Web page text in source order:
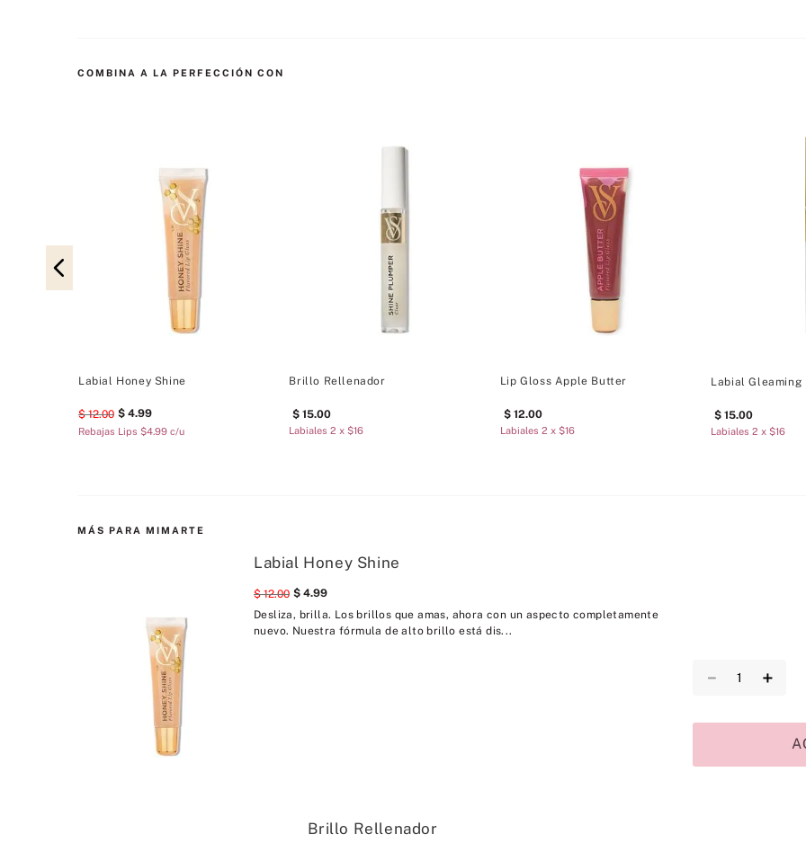
COMBINA A LA PERFECCIÓN CON
Labial Honey Shine
12.00 4.99
Rebajas Lips $4.99 c/u
Brillo Rellenador
15.00
Labiales 2 x $16
Lip Gloss Apple Butter
12.00
Labiales 2 x $16
Labial Gleaming
15.00
Labiales 2 x $16
MÁS PARA MIMARTE
Labial Honey Shine
12.00 4.99
Desliza, brilla. Los brillos que amas, ahora con un aspecto completamente
nuevo. Nuestra fórmula de alto brillo está dis...
＋
－
Brillo Rellenador